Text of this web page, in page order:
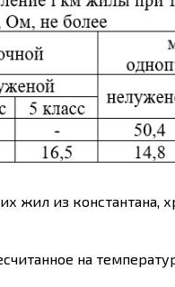
жил из константана,
на